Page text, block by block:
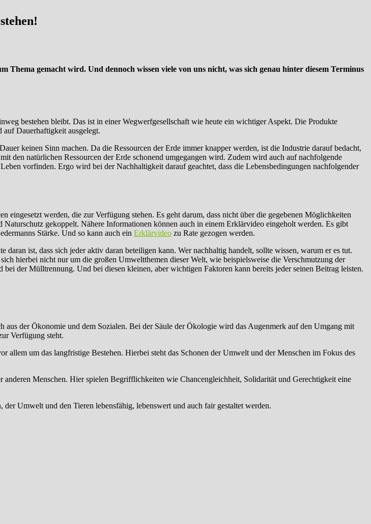
gemacht wird. Und dennoch wissen viele von uns nicht, was sich genau hinter diesem Terminus
bestehen bleibt. Das ist in einer Wegwerfgesellschaft wie heute ein wichtiger Aspekt. Die Produkte
Dauerhaftigkeit ausgelegt.
keinen Sinn machen. Da die Ressourcen der Erde immer knapper werden, ist die Industrie darauf bedacht,
den natürlichen Ressourcen der Erde schonend umgegangen wird. Zudem wird auch auf nachfolgende
vorfinden. Ergo wird bei der Nachhaltigkeit darauf geachtet, dass die Lebensbedingungen nachfolgender
werden, die zur Verfügung stehen. Es geht darum, dass nicht über die gegebenen Möglichkeiten
gekoppelt. Nähere Informationen können auch in einem Erklärvideo eingeholt werden. Es gibt
Stärke. Und so kann auch ein Erklärvideo zu Rate gezogen werden.
ist, dass sich jeder aktiv daran beteiligen kann. Wer nachhaltig handelt, sollte wissen, warum er es tut.
hierbei nicht nur um die großen Umweltthemen dieser Welt, wie beispielsweise die Verschmutzung der
der Mülltrennung. Und bei diesen kleinen, aber wichtigen Faktoren kann bereits jeder seinen Beitrag leisten.
der Ökonomie und dem Sozialen. Bei der Säule der Ökologie wird das Augenmerk auf den Umgang mit
Verfügung steht.
um das langfristige Bestehen. Hierbei steht das Schonen der Umwelt und der Menschen im Fokus des
Menschen. Hier spielen Begrifflichkeiten wie Chancengleichheit, Solidarität und Gerechtigkeit eine
Umwelt und den Tieren lebensfähig, lebenswert und auch fair gestaltet werden.